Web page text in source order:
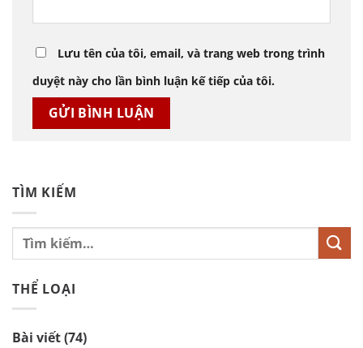
Lưu tên của tôi, email, và trang web trong trình
duyệt này cho lần bình luận kế tiếp của tôi.
TÌM KIẾM
THỂ LOẠI
Bài viết(74)